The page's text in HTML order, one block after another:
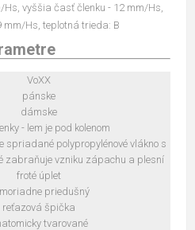
vyššia časť členku - 12 mm/Hs,
mm/Hs, teplotná trieda: B
VoXX
pánske
dámske
- lem je pod kolenom
spriadané polypropylénové vlákno s
zabraňuje vzniku zápachu a plesní
froté úplet
priedušný
reťazová špička
tvarované